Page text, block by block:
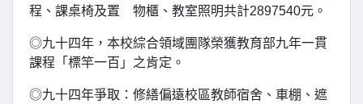
程、課桌椅及置 物櫃、教室照明共計2897540元。
◎九十四年，本校綜合領域團隊榮獲教育部九年一貫
課程「標竿一百」之肯定。
◎九十四年爭取：修繕偏遠校區教師宿舍、車棚、遮